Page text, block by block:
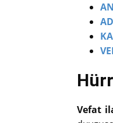
Vefat